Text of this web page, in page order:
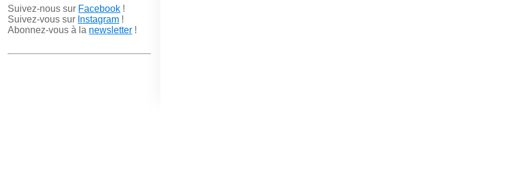
Suivez-nous sur Facebook !
Suivez-vous sur Instagram !
Abonnez-vous à la newsletter !